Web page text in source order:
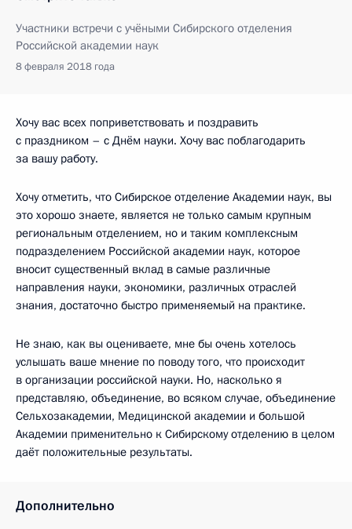
Участники встречи с учёными Сибирского отделения
Российской академии наук
8 февраля 2018 года
Хочу вас всех поприветствовать и поздравить
с праздником – с Днём науки. Хочу вас поблагодарить
за вашу работу.
Хочу отметить, что Сибирское отделение Академии наук, вы
это хорошо знаете, является не только самым крупным
региональным отделением, но и таким комплексным
подразделением Российской академии наук, которое
вносит существенный вклад в самые различные
направления науки, экономики, различных отраслей
знания, достаточно быстро применяемый на практике.
Не знаю, как вы оцениваете, мне бы очень хотелось
услышать ваше мнение по поводу того, что происходит
в организации российской науки. Но, насколько я
представляю, объединение, во всяком случае, объединение
Сельхозакадемии, Медицинской академии и большой
Академии применительно к Сибирскому отделению в целом
даёт положительные результаты.
Дополнительно